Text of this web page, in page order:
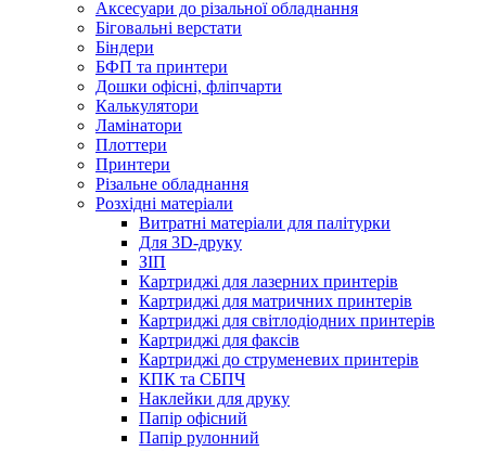
Аксесуари до різальної обладнання
Біговальні верстати
Біндери
БФП та принтери
Дошки офісні, фліпчарти
Калькулятори
Ламінатори
Плоттери
Принтери
Різальне обладнання
Розхідні матеріали
Витратні матеріали для палітурки
Для 3D-друку
ЗІП
Картриджі для лазерних принтерів
Картриджі для матричних принтерів
Картриджі для світлодіодних принтерів
Картриджі для факсів
Картриджі до струменевих принтерів
КПК та СБПЧ
Наклейки для друку
Папір офісний
Папір рулонний